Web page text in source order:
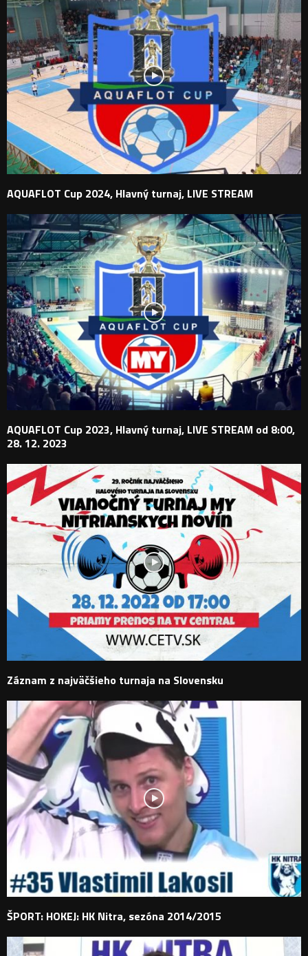
AQUAFLOT Cup 2024, Hlavný turnaj, LIVE STREAM
AQUAFLOT Cup 2023, Hlavný turnaj, LIVE STREAM od 8:00,
28. 12. 2023
Záznam z najväčšieho turnaja na Slovensku
ŠPORT: HOKEJ: HK Nitra, sezóna 2014/2015